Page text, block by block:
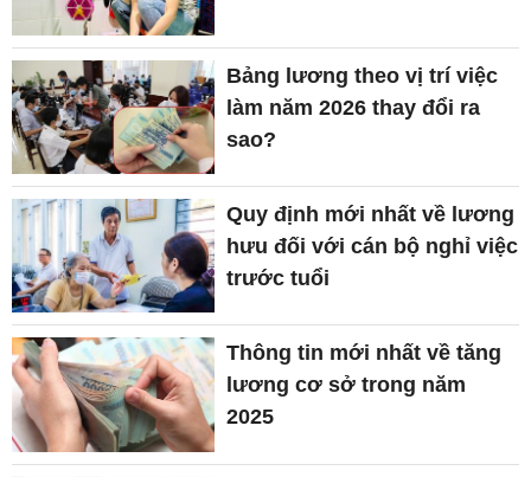
Bảng lương theo vị trí việc
làm năm 2026 thay đổi ra
sao?
Quy định mới nhất về lương
hưu đối với cán bộ nghỉ việc
trước tuổi
Thông tin mới nhất về tăng
lương cơ sở trong năm
2025